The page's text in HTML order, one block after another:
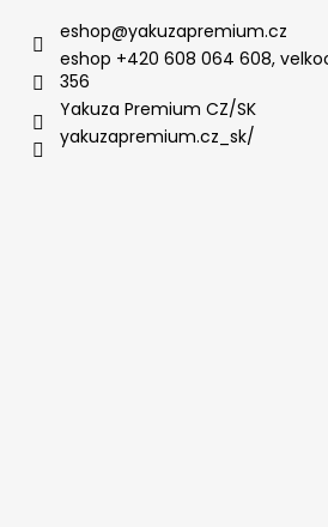
eshop@yakuzapremium.cz
eshop +420 608 064 608,
356
Yakuza Premium CZ/SK
yakuzapremium.cz_sk/